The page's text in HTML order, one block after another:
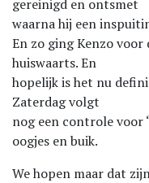
gereinigd en ontsmet
waarna hij een
En zo ging Kenzo voor
huiswaarts. En
hopelijk is het nu
Zaterdag volgt
nog een controle voor
oogjes en buik.
We hopen maar dat